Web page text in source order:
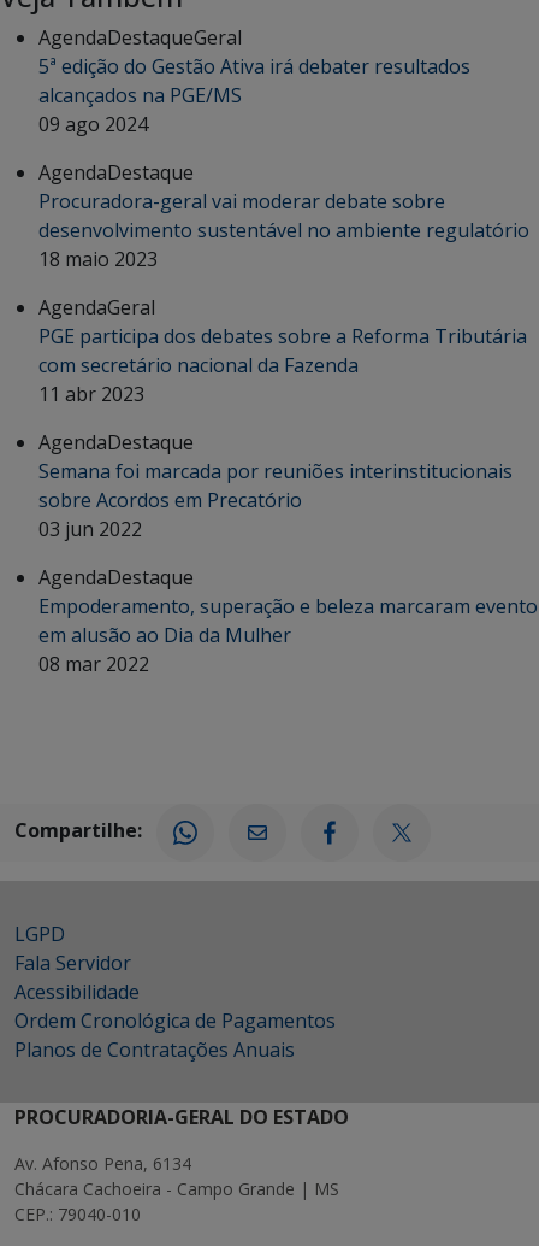
AgendaDestaqueGeral
5ª edição do Gestão Ativa irá debater resultados
alcançados na PGE/MS
09 ago 2024
AgendaDestaque
Procuradora-geral vai moderar debate sobre
desenvolvimento sustentável no ambiente regulatório
18 maio 2023
AgendaGeral
PGE participa dos debates sobre a Reforma Tributária
com secretário nacional da Fazenda
11 abr 2023
AgendaDestaque
Semana foi marcada por reuniões interinstitucionais
sobre Acordos em Precatório
03 jun 2022
AgendaDestaque
Empoderamento, superação e beleza marcaram evento
em alusão ao Dia da Mulher
08 mar 2022
Compartilhe:
LGPD
Fala Servidor
Acessibilidade
Ordem Cronológica de Pagamentos
Planos de Contratações Anuais
PROCURADORIA-GERAL DO ESTADO
Av. Afonso Pena, 6134
Chácara Cachoeira - Campo Grande | MS
CEP.: 79040-010